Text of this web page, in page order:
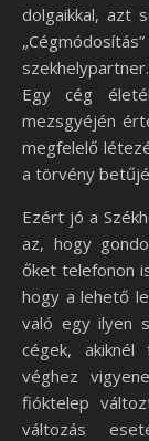
dolgaikkal, azt
Egy cég
mezsgyéjén
megfelelő
a törvény
Ezért jó a
az, hogy
őket telefonon
hogy a lehető
való egy ilyen
cégek,
véghez
fióktelep
változás